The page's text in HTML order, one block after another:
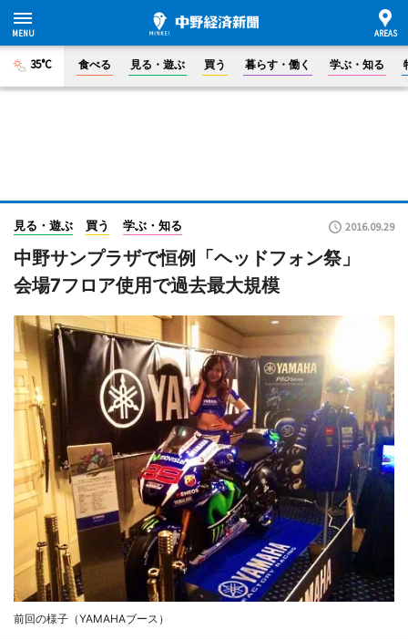
35°C 食べる 見る・遊ぶ 買う 暮らす・働く 学ぶ・知る
見る・遊ぶ 買う 学ぶ・知る 2016.09.29
中野サンプラザで恒例「ヘッドフォン祭」
会場7フロア使用で過去最大規模
前回の様子（YAMAHAブース）